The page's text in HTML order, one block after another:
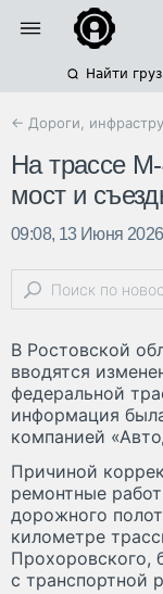
Найти
← Дороги,
На трассе
мост и
09:08, 13 Июня 2026
В Ростовской
вводятся
федеральной
информация
компанией
Причиной
ремонтные
дорожного
километре
Прохоровского,
с транспортной